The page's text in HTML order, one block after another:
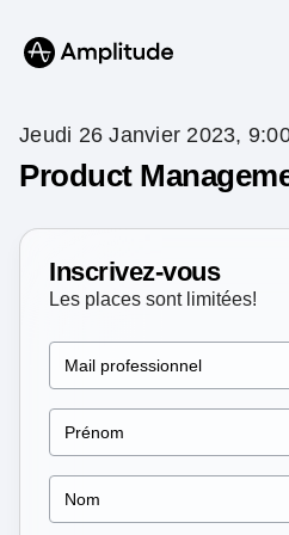
Amplitude AI
AI Feedback
Amplitude MCP
Agent Analytics
Insights
Marketing Analytics
Session Replay
Solutions
Industry
Financial Services
B2B
Media
Resources
Learn
Blog
Resource Library
Pricing
Jeudi 26 Janvier 2023,
Product
Inscrivez-vous
Les places sont limitées!